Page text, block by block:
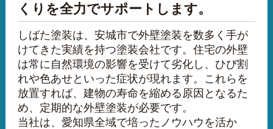
くりを全力でサポートします。
しばた塗装は、安城市で外壁塗装を数多く手が
けてきた実績を持つ塗装会社です。住宅の外壁
は常に自然環境の影響を受けて劣化し、ひび割
れや色あせといった症状が現れます。これらを
放置すれば、建物の寿命を縮める原因となるた
め、定期的な外壁塗装が必要です。
当社は、愛知県全域で培ったノウハウを活か